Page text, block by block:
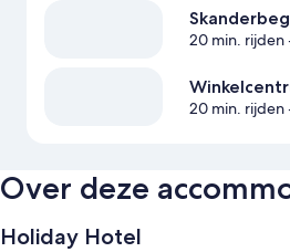
20 min. rijden
20 min. rijden
Over deze
Holiday Hotel